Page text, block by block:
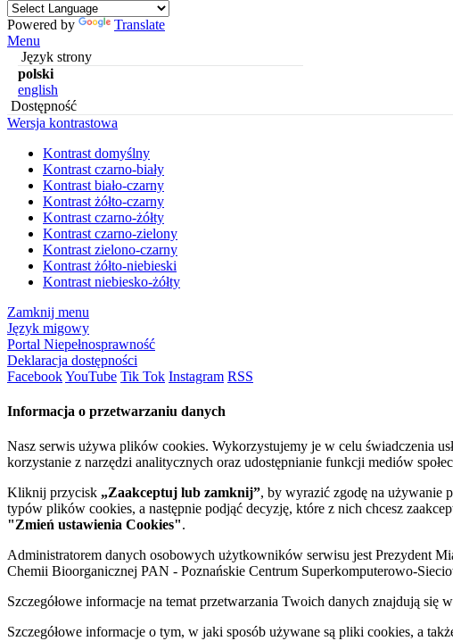
Powered by
Translate
Menu
Język strony
polski
english
Dostępność
Wersja kontrastowa
Kontrast domyślny
Kontrast czarno-biały
Kontrast biało-czarny
Kontrast żółto-czarny
Kontrast czarno-żółty
Kontrast czarno-zielony
Kontrast zielono-czarny
Kontrast żółto-niebieski
Kontrast niebiesko-żółty
Zamknij menu
Język migowy
Portal Niepełnosprawność
Deklaracja dostępności
FacebookYouTube Tik Tok Instagram RSS
Informacja o przetwarzaniu danych
Nasz serwis używa plików cookies. Wykorzystujemy je w celu świadczenia
korzystanie z narzędzi analitycznych oraz udostępnianie funkcji mediów
Kliknij przycisk „Zaakceptuj lub zamknij”, by wyrazić zgodę na używanie
typów plików cookies, a następnie podjąć decyzję, które z nich chcesz
"Zmień ustawienia Cookies".
Administratorem danych osobowych użytkowników serwisu jest Prezydent
Chemii Bioorganicznej PAN - Poznańskie Centrum Superkomputerowo-
Szczegółowe informacje na temat przetwarzania Twoich danych znajdują się w
Szczegółowe informacje o tym, w jaki sposób używane są pliki cookies, a